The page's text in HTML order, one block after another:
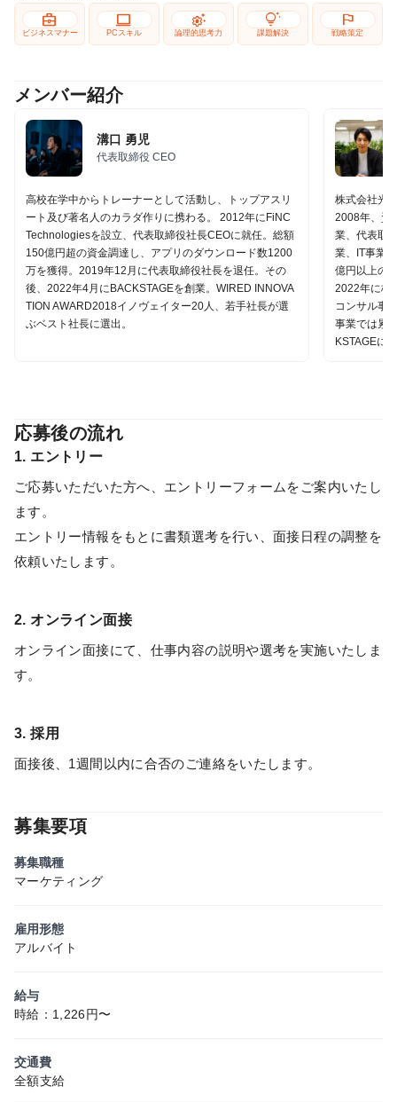
business_center
ビジネスマナー
computer
PCスキル
settings_suggest
論理的思考力
tips_and_updates
課題解決
flag
戦略策定
メンバー紹介
溝口 勇児
代表取締役 CEO
高校在学中からトレーナーとして活動し、トップアスリ
ート及び著名人のカラダ作りに携わる。 2012年にFiNC
Technologiesを設立、代表取締役社長CEOに就任。総額
150億円超の資金調達し、アプリのダウンロード数1200
万を獲得。2019年12月に代表取締役社長を退任。その
後、2022年4月にBACKSTAGEを創業。WIRED INNOVA
TION AWARD2018イノヴェイター20人、若手社長が選
ぶベスト社長に選出。
株式会社光
2008年、資
業、代表取
業、IT事業
億円以上の
2022年に株
コンサル事
事業では累
KSTAGEに
応募後の流れ
1. エントリー
ご応募いただいた方へ、エントリーフォームをご案内いたし
ます。
エントリー情報をもとに書類選考を行い、面接日程の調整を
依頼いたします。
2. オンライン面接
オンライン面接にて、仕事内容の説明や選考を実施いたしま
す。
3. 採用
面接後、1週間以内に合否のご連絡をいたします。
募集要項
募集職種
マーケティング
雇用形態
アルバイト
給与
時給：1,226円〜
交通費
全額支給